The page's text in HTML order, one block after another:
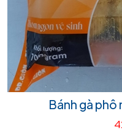
Bánh gà phô